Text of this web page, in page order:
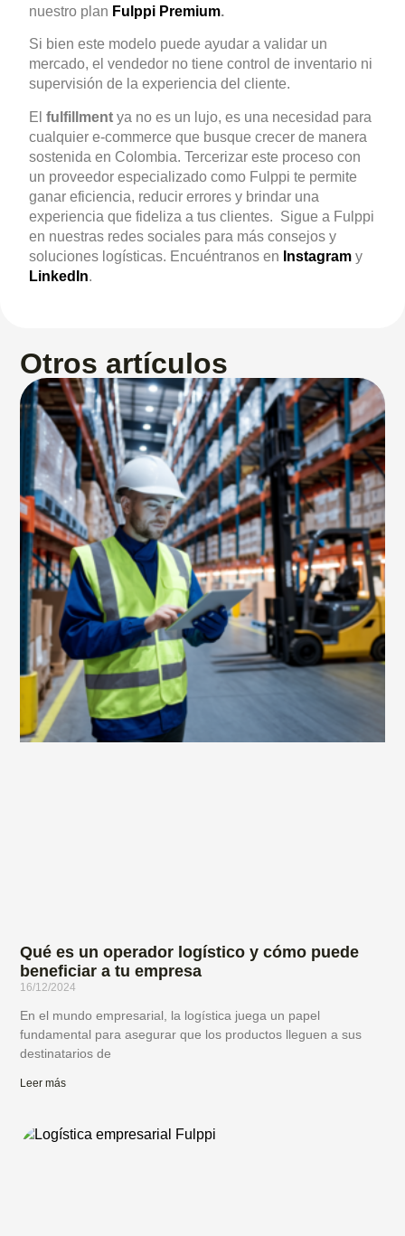
nuestro plan Fulppi Premium.
Si bien este modelo puede ayudar a validar un
mercado, el vendedor no tiene control de inventario ni
supervisión de la experiencia del cliente.
Elfulfillment ya no es un lujo, es una necesidad para
cualquier e-commerce que busque crecer de manera
sostenida en Colombia. Tercerizar este proceso con
un proveedor especializado como Fulppi te permite
ganar eficiencia, reducir errores y brindar una
experiencia que fideliza a tus clientes. Sigue a Fulppi
en nuestras redes sociales para más consejos y
soluciones logísticas. Encuéntranos en Instagram y
LinkedIn.
Otros artículos
Qué es un operador logístico y cómo puede
beneficiar a tu empresa
16/12/2024
En el mundo empresarial, la logística juega un papel
fundamental para asegurar que los productos lleguen a sus
destinatarios de
Leer más